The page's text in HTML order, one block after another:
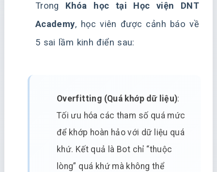
Trong Khóa học tại Học viện DNT
Academy, học viên được cảnh báo về
5 sai lầm kinh điển sau:
Overfitting (Quá khớp dữ liệu):
Tối ưu hóa các tham số quá mức
để khớp hoàn hảo với dữ liệu quá
khứ. Kết quả là Bot chỉ “thuộc
lòng” quá khứ mà không thể